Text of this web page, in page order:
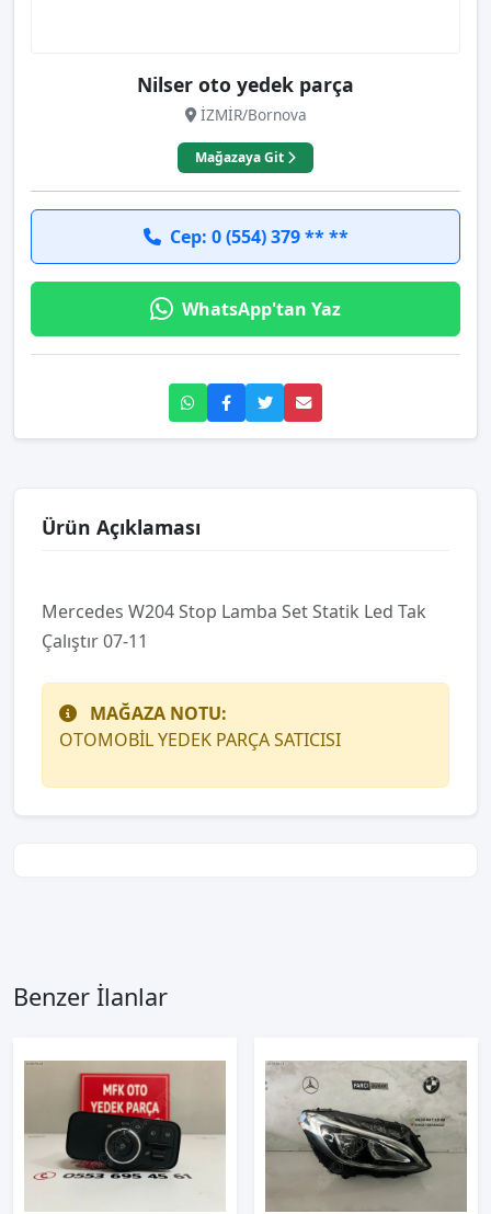
Nilser oto yedek parça
İZMİR/Bornova
Mağazaya Git
Cep: 0 (554) 379 ** **
WhatsApp'tan Yaz
Ürün Açıklaması
Mercedes W204 Stop Lamba Set Statik Led Tak
Çalıştır 07-11
MAĞAZA NOTU:
OTOMOBİL YEDEK PARÇA SATICISI
Benzer İlanlar